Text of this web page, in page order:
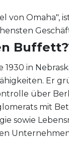
von
in
Er
über
mit
sowie